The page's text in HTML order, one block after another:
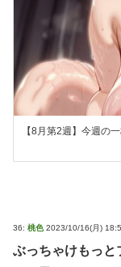
【8月第2週】今週の
36: 桃色 2023/10/16(月)
ぶっちゃけもっと